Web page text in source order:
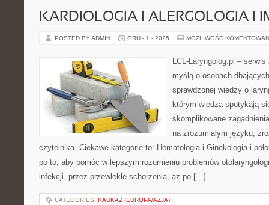
KARDIOLOGIA I ALERGOLOGIA I
POSTED BY ADMIN GRU - 1 - 2025 MOŻLIWOŚĆ
LCL-Laryngolog.pl –
myślą o osobach
sprawdzonej wiedzy o
którym wiedza spotykają
skomplikowane
na zrozumiałym języku,
czytelnika. Ciekawe kategorie to: Hematologia i Ginekologia i
po to, aby pomóc w lepszym rozumieniu problemów
infekcji, przez przewlekłe schorzenia, aż po […]
CATEGORIES: KAUKAZ (EUROPA/AZJA)